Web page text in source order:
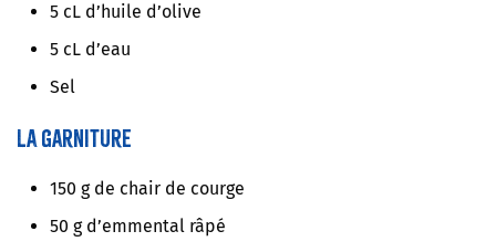
5 cL d’huile d’olive
5 cL d’eau
Sel
La garniture
150 g de chair de courge
50 g d’emmental râpé